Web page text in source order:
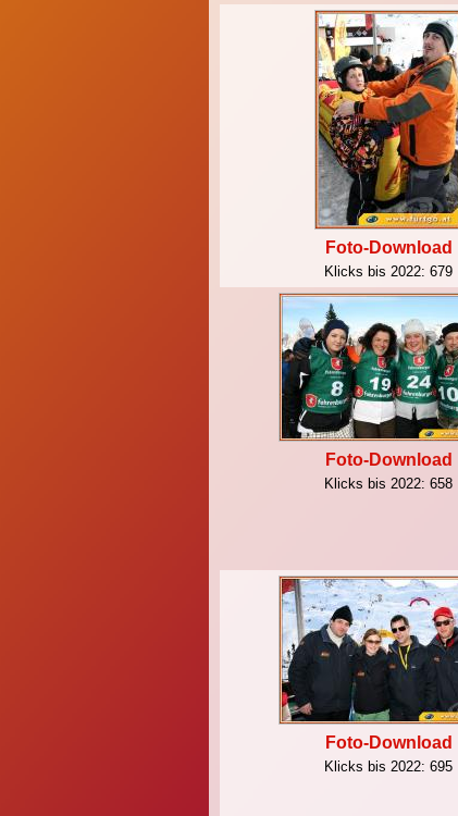
Foto-Download
Klicks bis 2022: 679
Foto-Download
Klicks bis 2022: 658
Foto-Download
Klicks bis 2022: 695